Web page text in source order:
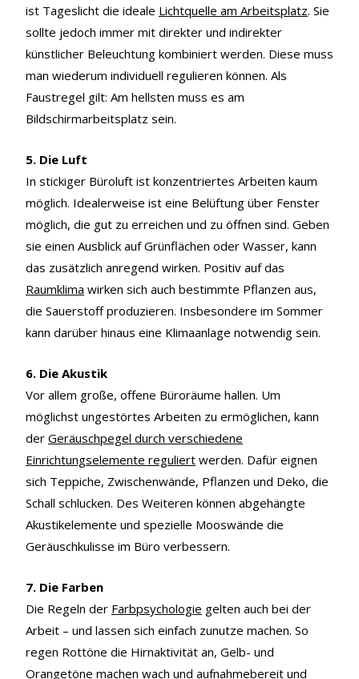
ist Tageslicht die ideale Lichtquelle am Arbeitsplatz. Sie
sollte jedoch immer mit direkter und indirekter
künstlicher Beleuchtung kombiniert werden. Diese muss
man wiederum individuell regulieren können. Als
Faustregel gilt: Am hellsten muss es am
Bildschirmarbeitsplatz sein.
5. Die Luft
In stickiger Büroluft ist konzentriertes Arbeiten kaum
möglich. Idealerweise ist eine Belüftung über Fenster
möglich, die gut zu erreichen und zu öffnen sind. Geben
sie einen Ausblick auf Grünflächen oder Wasser, kann
das zusätzlich anregend wirken. Positiv auf das
Raumklima wirken sich auch bestimmte Pflanzen aus,
die Sauerstoff produzieren. Insbesondere im Sommer
kann darüber hinaus eine Klimaanlage notwendig sein.
6. Die Akustik
Vor allem große, offene Büroräume hallen. Um
möglichst ungestörtes Arbeiten zu ermöglichen, kann
der Geräuschpegel durch verschiedene
Einrichtungselemente reguliert werden. Dafür eignen
sich Teppiche, Zwischenwände, Pflanzen und Deko, die
Schall schlucken. Des Weiteren können abgehängte
Akustikelemente und spezielle Mooswände die
Geräuschkulisse im Büro verbessern.
7. Die Farben
Die Regeln der Farbpsychologie gelten auch bei der
Arbeit – und lassen sich einfach zunutze machen. So
regen Rottöne die Hirnaktivität an, Gelb- und
Orangetöne machen wach und aufnahmebereit und